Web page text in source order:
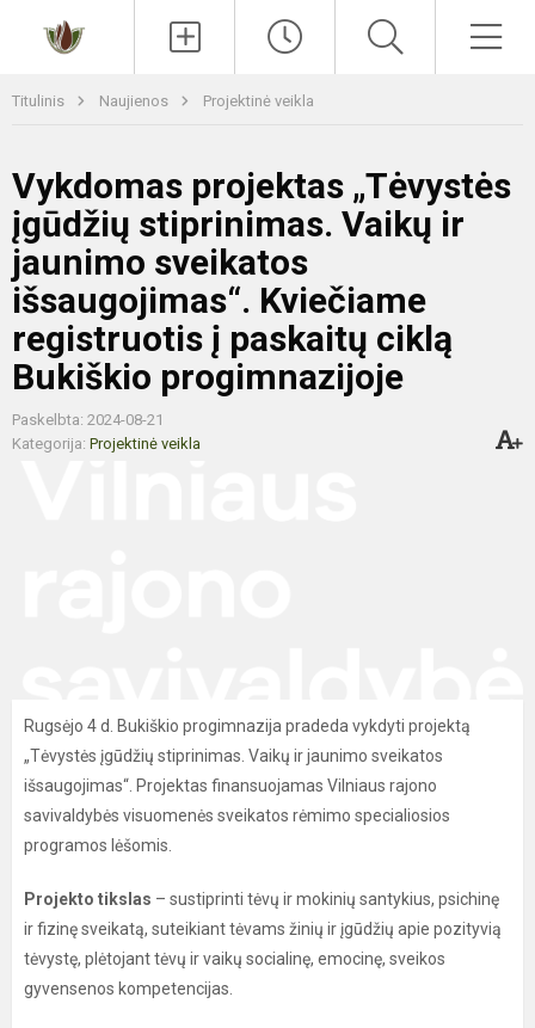
Titulinis Naujienos Projektinė veikla
Vykdomas projektas „Tėvystės
įgūdžių stiprinimas. Vaikų ir
jaunimo sveikatos
išsaugojimas“. Kviečiame
registruotis į paskaitų ciklą
Bukiškio progimnazijoje
Paskelbta: 2024-08-21
Kategorija: Projektinė veikla
Rugsėjo 4 d. Bukiškio progimnazija pradeda vykdyti projektą
„Tėvystės įgūdžių stiprinimas. Vaikų ir jaunimo sveikatos
išsaugojimas“. Projektas finansuojamas Vilniaus rajono
savivaldybės visuomenės sveikatos rėmimo specialiosios
programos lėšomis.
Projekto tikslas – sustiprinti tėvų ir mokinių santykius, psichinę
ir fizinę sveikatą, suteikiant tėvams žinių ir įgūdžių apie pozityvią
tėvystę, plėtojant tėvų ir vaikų socialinę, emocinę, sveikos
gyvensenos kompetencijas.